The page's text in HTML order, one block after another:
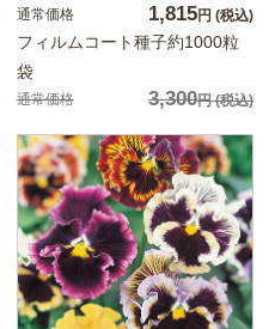
通常価格 1,815円 (税込)
フィルムコート種子約1000粒
袋
通常価格 3,300円(税込)